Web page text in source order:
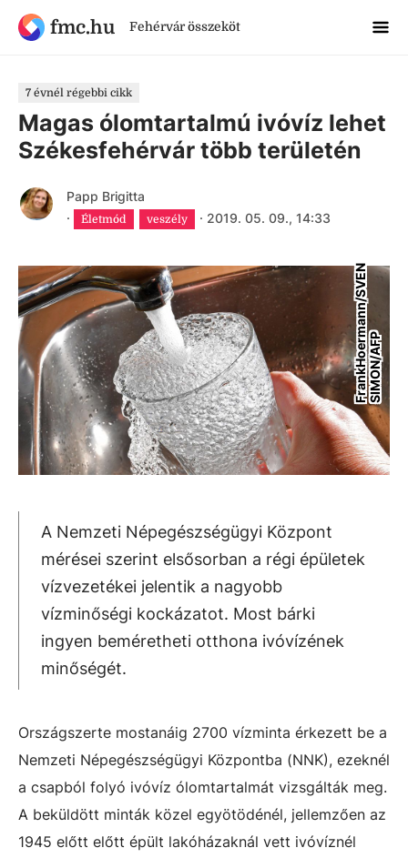
fmc.hu Fehérvár összeköt
7 évnél régebbi cikk
Magas ólomtartalmú ivóvíz lehet
Székesfehérvár több területén
Papp Brigitta
·
Életmód veszély · 2019. 05. 09., 14:33
F
r
a
n
k
H
o
e
r
m
a
n
n
/
S
V
E
N
S
I
M
O
N
/
A
FP
A Nemzeti Népegészségügyi Központ
mérései szerint elsősorban a régi épületek
vízvezetékei jelentik a nagyobb
vízminőségi kockázatot. Most bárki
ingyen beméretheti otthona ivóvízének
minőségét.
Országszerte mostanáig 2700 vízminta érkezett be a
Nemzeti Népegészségügyi Központba (NNK), ezeknél
a csapból folyó ivóvíz ólomtartalmát vizsgálták meg.
A beküldött minták közel egyötödénél, jellemzően az
1945 előtt előtt épült lakóházaknál vett ivóvíznél